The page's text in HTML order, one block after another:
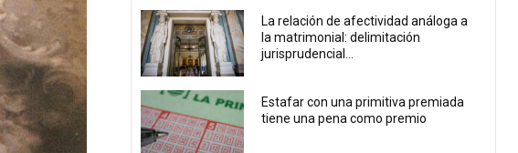
La relación de afectividad análoga a
la matrimonial: delimitación
jurisprudencial...
Estafar con una primitiva premiada
tiene una pena como premio